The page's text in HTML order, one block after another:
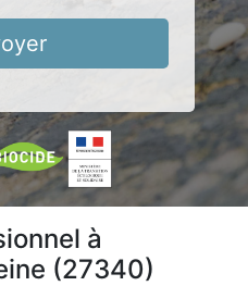
à
(27340)